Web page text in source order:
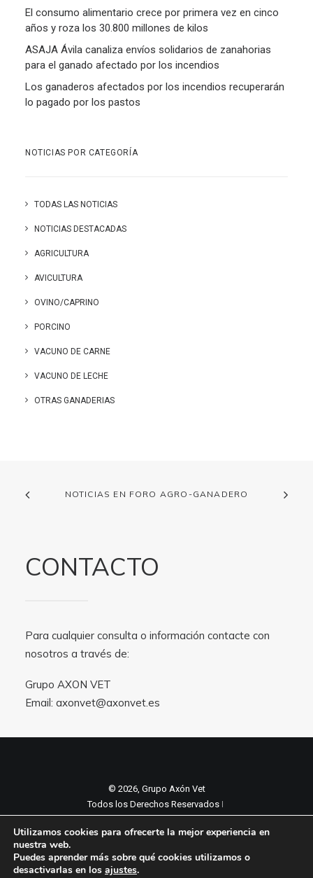
El consumo alimentario crece por primera vez en cinco
años y roza los 30.800 millones de kilos
ASAJA Ávila canaliza envíos solidarios de zanahorias
para el ganado afectado por los incendios
Los ganaderos afectados por los incendios recuperarán
lo pagado por los pastos
NOTICIAS POR CATEGORÍA
TODAS LAS NOTICIAS
NOTICIAS DESTACADAS
AGRICULTURA
AVICULTURA
OVINO/CAPRINO
PORCINO
VACUNO DE CARNE
VACUNO DE LECHE
OTRAS GANADERIAS
NOTICIAS EN FORO AGRO-GANADERO
CONTACTO
Para cualquier consulta o información contacte con
nosotros a través de:
Grupo AXON VET
Email: axonvet@axonvet.es
© 2026, Grupo Axón Vet
Todos los Derechos Reservados ǀ
Política de cookies
Utilizamos cookies para ofrecerte la mejor experiencia en
nuestra web.
Puedes aprender más sobre qué cookies utilizamos o
desactivarlas en los ajustes.